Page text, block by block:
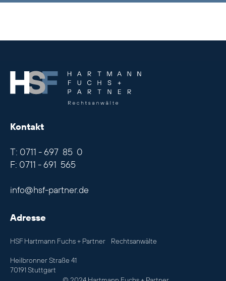
Kontakt
T: 0711 - 697 85 0
F: 0711 - 691 565
info@hsf-partner.de
Adresse
HSF Hartmann Fuchs + Partner Rechtsanwälte
Heilbronner Straße 41
70191 Stuttgart